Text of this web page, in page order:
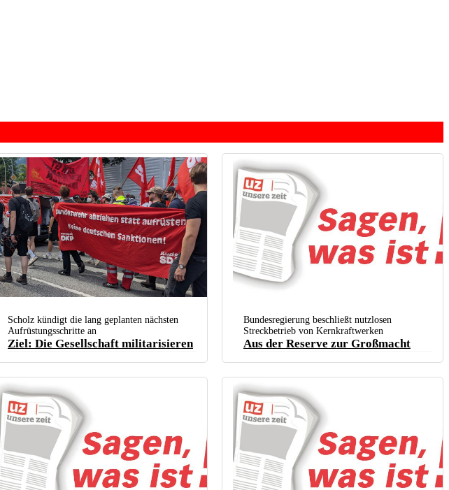
bei den Protesten gegen den G7-Gipfel in Garmisch-Partenkirchen. (Foto:
SDAJ München)
Scholz kündigt die lang geplanten nächsten
Aufrüstungsschritte an
Ziel: Die Gesellschaft militarisieren
Bundesregierung beschließt nutzlosen
Streckbetrieb von Kernkraftwerken
Aus der Reserve zur Großmacht